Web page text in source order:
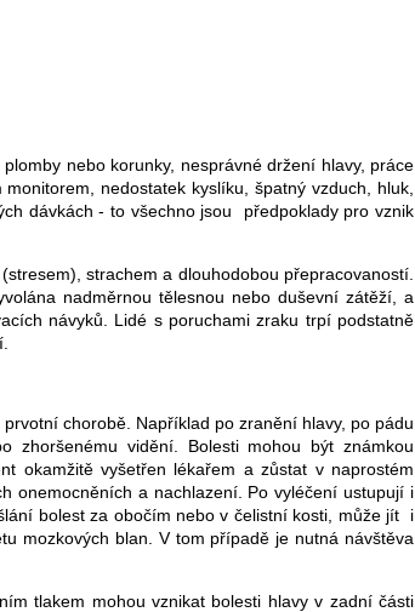
nebo korunky, nesprávné držení hlavy, práce
nedostatek kyslíku, špatný vzduch, hluk,
dávkách - to všechno jsou předpoklady pro vznik
strachem a dlouhodobou přepracovaností.
nadměrnou tělesnou nebo duševní zátěží, a
návyků. Lidé s poruchami zraku trpí podstatně
chorobě. Například po zranění hlavy, po pádu
zhoršenému vidění. Bolesti mohou být známkou
okamžitě vyšetřen lékařem a zůstat v naprostém
onemocněních a nachlazení. Po vyléčení ustupují i
bolest za obočím nebo v čelistní kosti, může jít i
mozkových blan. V tom případě je nutná návštěva
tlakem mohou vznikat bolesti hlavy v zadní části